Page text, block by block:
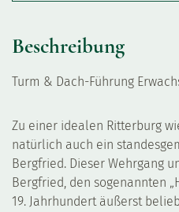
Beschreibung
Turm & Dach-Führung
Zu einer idealen Ritterburg
natürlich auch ein
Bergfried. Dieser Wehrgang
Bergfried, den sogenannten
19. Jahrhundert äußerst